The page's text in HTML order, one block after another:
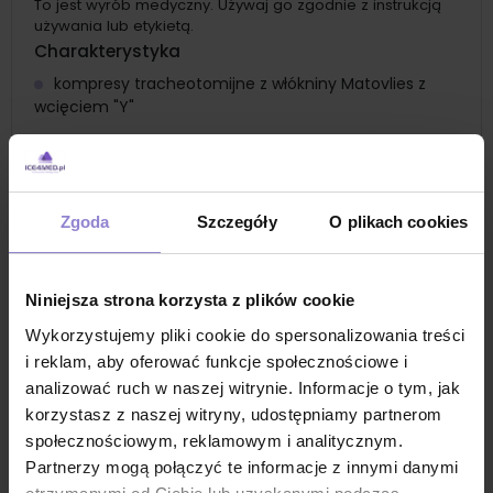
Zgoda Szczegóły O plikach cookies
Niniejsza strona korzysta z plików cookie
Wykorzystujemy pliki cookie do spersonalizowania treści
i reklam, aby oferować funkcje społecznościowe i
analizować ruch w naszej witrynie. Informacje o tym, jak
korzystasz z naszej witryny, udostępniamy partnerom
społecznościowym, reklamowym i analitycznym.
Partnerzy mogą połączyć te informacje z innymi danymi
To jest wyrób medyczny. Używaj go zgodnie z instrukcją
używania lub etykietą.
Charakterystyka
kompresy tracheotomijne z włókniny Matovlies z
wcięciem "Y"
wolne od bakterii i innych mikroorganizmów
wykonane z włókniny kompresowej
pozbawione są luźnych włókien na powierzchni,
cechują się spoistą strukturą
kompresy są zdolne do wchłaniania wilgoci i płynów
kompresy mają możliwość sterylizacji
kompresy z włókniny są wyrobem jednorazowym
Zastosowanie
kompres tracheotomijny do mocowania rurek,
cewników i wkłuć
kompresy skutecznie absorbują wydzieliny wokół